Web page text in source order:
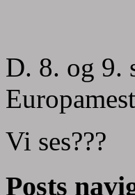
D. 8. og 9.
Vi ses???
Posts